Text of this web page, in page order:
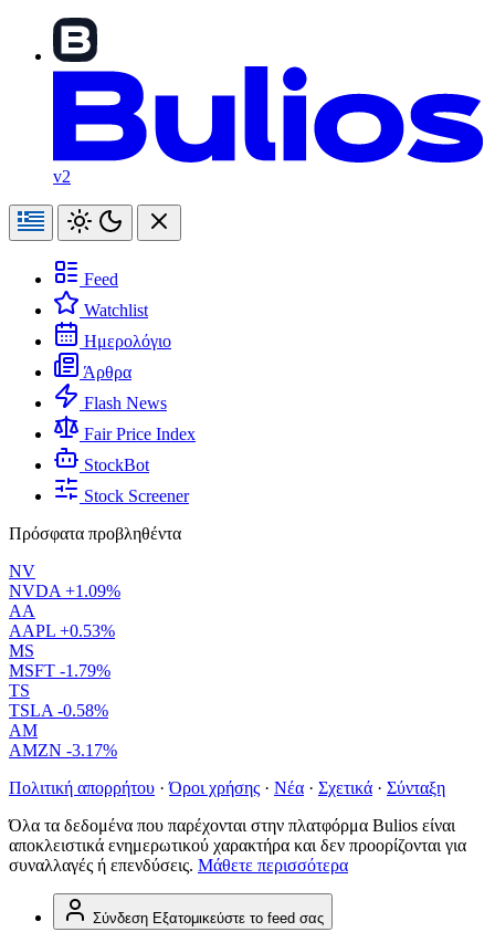
v2
Feed
Watchlist
Ημερολόγιο
Άρθρα
Flash News
Fair Price Index
StockBot
Stock Screener
Πρόσφατα προβληθέντα
NV
NVDA +1.09%
AA
AAPL +0.53%
MS
MSFT -1.79%
TS
TSLA -0.58%
AM
AMZN -3.17%
Πολιτική απορρήτου · Όροι χρήσης · Νέα · Σχετικά · Σύνταξη
Όλα τα δεδομένα που παρέχονται στην πλατφόρμα Bulios είναι
αποκλειστικά ενημερωτικού χαρακτήρα και δεν προορίζονται για
συναλλαγές ή επενδύσεις. Μάθετε περισσότερα
Σύνδεση Εξατομικεύστε το feed σας